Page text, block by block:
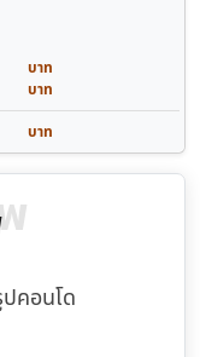
บาท
บาท
บาท
คอนโด